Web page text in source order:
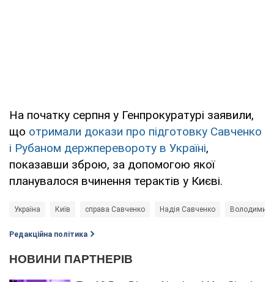
На початку серпня у Генпрокуратурі заявили,
що отримали докази про підготовку Савченко
і Рубаном держперевороту в Україні,
показавши зброю, за допомогою якої
планувалося вчинення терактів у Києві.
Україна Київ справа Савченко Надія Савченко Володимир
Редакційна політика